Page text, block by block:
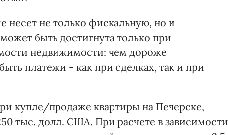
несет не только фискальную, но и
быть достигнута только при
недвижимости: чем дороже
платежи - как при сделках, так и при
купле/продаже квартиры на Печерске,
тыс. долл. США. При расчете в зависимости